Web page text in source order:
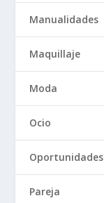
Manualidades
Maquillaje
Moda
Ocio
Oportunidades
Pareja